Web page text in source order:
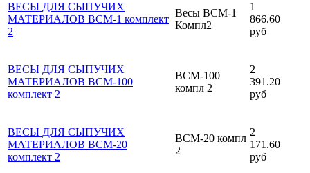
ВЕСЫ ДЛЯ СЫПУЧИХ
МАТЕРИАЛОВ ВСМ-1 комплект
2
Весы ВСМ-1
Компл2
1
866.60
руб
ВЕСЫ ДЛЯ СЫПУЧИХ
МАТЕРИАЛОВ ВСМ-100
комплект 2
ВСМ-100
компл 2
2
391.20
руб
ВЕСЫ ДЛЯ СЫПУЧИХ
МАТЕРИАЛОВ ВСМ-20
комплект 2
ВСМ-20 компл
2
2
171.60
руб